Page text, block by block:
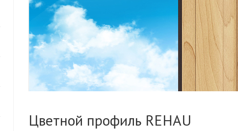
Цветной профиль REHAU